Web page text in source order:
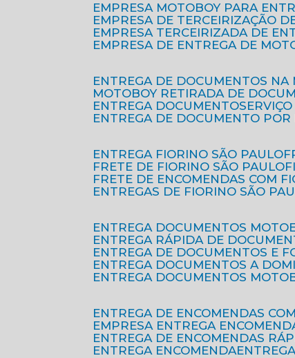
EMPRESA MOTOBOY PARA
EMPRESA DE TERCEIRIZAÇÃO
EMPRESA TERCEIRIZADA DE
EMPRESA DE ENTREGA DE
ENTREGA DE DOCUMENTOS NA
MOTOBOY RETIRADA DE
ENTREGA DOCUMENTO
ENTREGA DE DOCUMENTO
ENTREGA FIORINO SÃO PAULO
FRETE DE FIORINO SÃO PAULO
FRETE DE ENCOMENDAS COM
ENTREGAS DE FIORINO SÃO
ENTREGA DOCUMENTOS MOTO
ENTREGA RÁPIDA DE
ENTREGA DE DOCUMENTOS E
ENTREGA DOCUMENTOS A
ENTREGA DOCUMENTOS
ENTREGA DE ENCOMENDAS
EMPRESA ENTREGA
ENTREGA DE ENCOMENDAS
ENTREGA ENCOMENDA